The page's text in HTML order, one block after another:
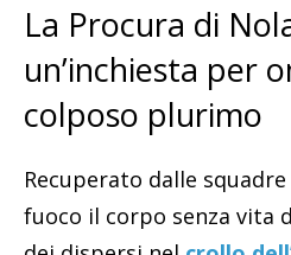
La Procura di
un’inchiesta per
colposo plurimo
Recuperato dalle
fuoco il corpo senza vita